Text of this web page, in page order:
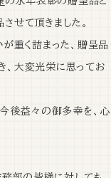
せて頂きました。
重く詰まった、贈呈品
大変光栄に思ってお
後益々の御多幸を、心